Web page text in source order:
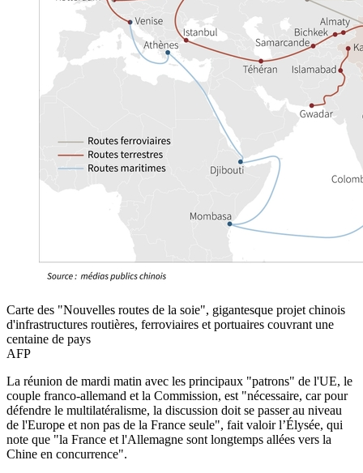
Carte des "Nouvelles routes de la soie", gigantesque projet chinois
d'infrastructures routières, ferroviaires et portuaires couvrant une
centaine de pays
AFP
La réunion de mardi matin avec les principaux "patrons" de l'UE, le
couple franco-allemand et la Commission, est "nécessaire, car pour
défendre le multilatéralisme, la discussion doit se passer au niveau
de l'Europe et non pas de la France seule", fait valoir l’Élysée, qui
note que "la France et l'Allemagne sont longtemps allées vers la
Chine en concurrence".